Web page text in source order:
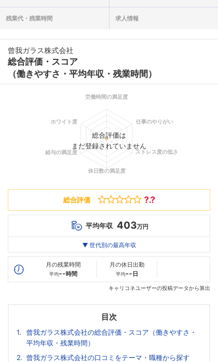
残業代・ 残業時間 求人情報
曾我ガラス株式会社
総合評価・スコア
（働きやすさ・平均年収・残業時間）
総合評価は
まだ登録されていません
総合評価 ?.?
平均年収 403万円
最高年収
20代
--万
30代
403万
--万
▼ 世代別の最高年収
月の残業時間
平均--時間
月の休日出勤
平均-- 日
キャリコネユーザーの投稿データから算出
目次
曾我ガラス株式会社の総合評価・スコア（働きやすさ・
平均年収・残業時間）
曾我ガラス株式会社の口コミをテーマ・職種から探す